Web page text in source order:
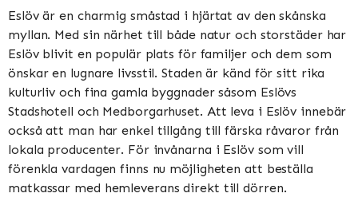
Eslöv är en charmig småstad i hjärtat av den skånska
myllan. Med sin närhet till både natur och storstäder har
Eslöv blivit en populär plats för familjer och dem som
önskar en lugnare livsstil. Staden är känd för sitt rika
kulturliv och fina gamla byggnader såsom Eslövs
Stadshotell och Medborgarhuset. Att leva i Eslöv innebär
också att man har enkel tillgång till färska råvaror från
lokala producenter. För invånarna i Eslöv som vill
förenkla vardagen finns nu möjligheten att beställa
matkassar med hemleverans direkt till dörren.